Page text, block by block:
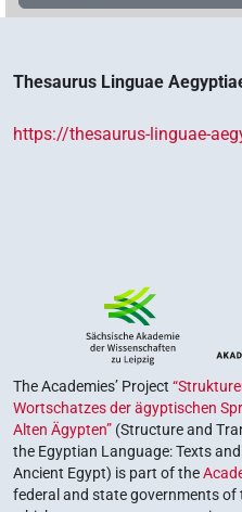
Thesaurus Linguae
https://thesaurus-linguae-
The Academies’ Project
Wortschatzes der ägyptischen
Alten Ägypten” (Structure and
the Egyptian Language: Texts
Ancient Egypt) is part of the
federal and state governments of